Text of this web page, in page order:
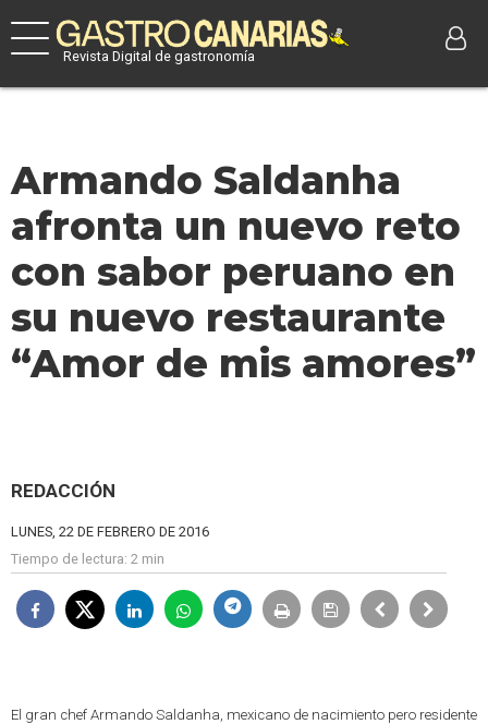
Revista Digital de gastronomía
Armando Saldanha
afronta un nuevo reto
con sabor peruano en
su nuevo restaurante
“Amor de mis amores”
REDACCIÓN
LUNES, 22 DE FEBRERO DE 2016
Tiempo de lectura: 2 min
El gran chef Armando Saldanha, mexicano de nacimiento pero residente